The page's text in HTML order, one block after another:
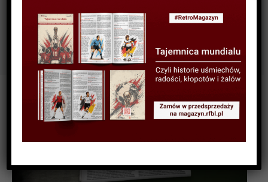
Tag: Jan Domarski